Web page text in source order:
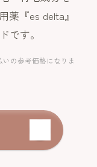
薬『es delta』
です。
の参考価格になりま